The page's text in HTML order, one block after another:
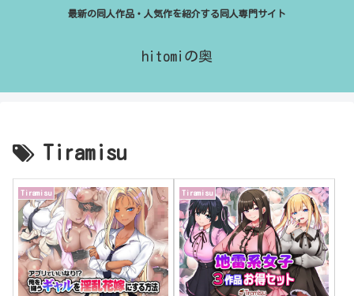
最新の同人作品・人気作を紹介する同人専門サイト
hitomiの奥
Tiramisu
Tiramisu Tiramisu